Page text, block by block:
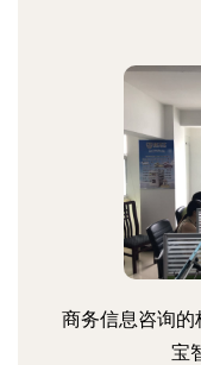
商务信息咨询
宝